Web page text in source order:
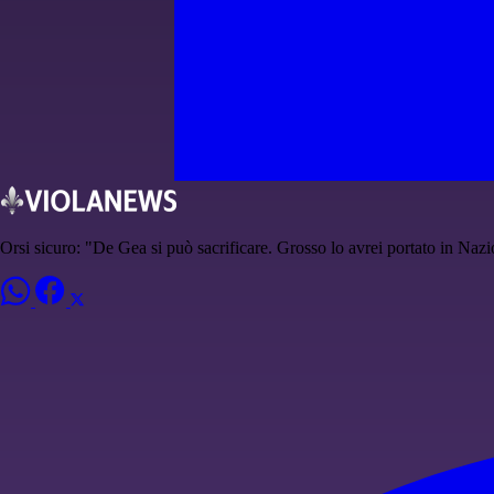
Orsi sicuro: "De Gea si può sacrificare. Grosso lo avrei portato in